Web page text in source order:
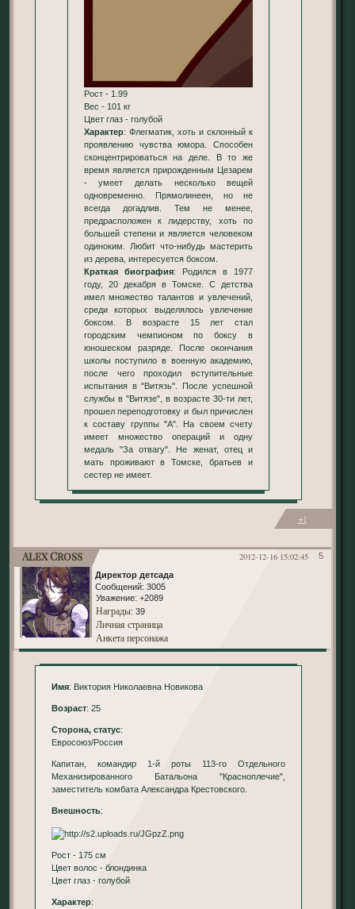
Рост - 1.99
Вес - 101 кг
Цвет глаз - голубой
Характер: Флегматик, хоть и склонный к
проявлению чувства юмора. Способен
сконцентрироваться на деле. В то же
время является прирожденным Цезарем
- умеет делать несколько вещей
одновременно. Прямолинеен, но не
всегда догадлив. Тем не менее,
предрасположен к лидерству, хоть по
большей степени и является человеком
одиноким. Любит что-нибудь мастерить
из дерева, интересуется боксом.
Краткая биография: Родился в 1977
году, 20 декабря в Томске. С детства
имел множество талантов и увлечений,
среди которых выделялось увлечение
боксом. В возрасте 15 лет стал
городским чемпионом по боксу в
юношеском разряде. После окончания
школы поступило в военную академию,
после чего проходил вступительные
испытания в "Витязь". После успешной
службы в "Витязе", в возрасте 30-ти лет,
прошел переподготовку и был причислен
к составу группы "А". На своем счету
имеет множество операций и одну
медаль "За отвагу". Не женат, отец и
мать проживают в Томске, братьев и
сестер не имеет.
+1
5
2012-12-16 15:02:45
Alex Cross
Директор детсада
Сообщений: 3005
Уважение: +2089
Награды: 39
Личная страница
Анкета персонажа
Имя: Виктория Николаевна Новикова
Возраст: 25
Сторона, статус:
Евросоюз/Россия
Капитан, командир 1-й роты 113-го Отдельного
Механизированного Батальона "Красноплечие",
заместитель комбата Александра Крестовского.
Внешность:
Рост - 175 см
Цвет волос - блондинка
Цвет глаз - голубой
Характер: